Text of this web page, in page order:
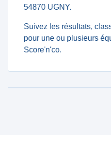
54870 UGNY.
Suivez les résultats,
pour une ou plusieurs
Score'n'co.